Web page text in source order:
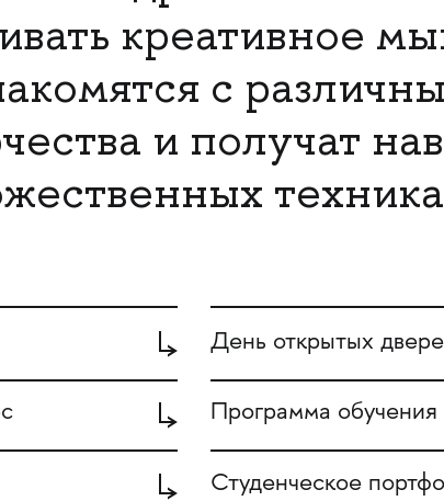
креативное
с
и получат
День открытых
Программа обучения
Студенческое